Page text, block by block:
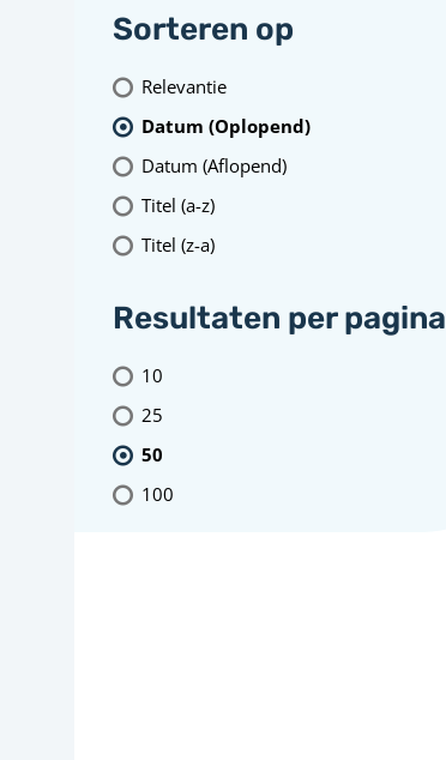
Sorteren op
Relevantie
Datum (Oplopend)
Datum (Aflopend)
Titel (a-z)
Titel (z-a)
Resultaten per pagina
10
25
50
100